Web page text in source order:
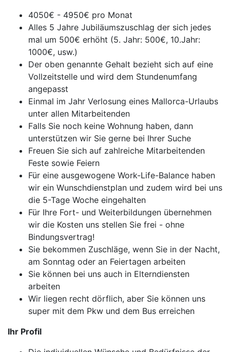
4050€ - 4950€ pro Monat
Alles 5 Jahre Jubiläumszuschlag der sich jedes
mal um 500€ erhöht (5. Jahr: 500€, 10.Jahr:
1000€, usw.)
Der oben genannte Gehalt bezieht sich auf eine
Vollzeitstelle und wird dem Stundenumfang
angepasst
Einmal im Jahr Verlosung eines Mallorca-Urlaubs
unter allen Mitarbeitenden
Falls Sie noch keine Wohnung haben, dann
unterstützen wir Sie gerne bei Ihrer Suche
Freuen Sie sich auf zahlreiche Mitarbeitenden
Feste sowie Feiern
Für eine ausgewogene Work-Life-Balance haben
wir ein Wunschdienstplan und zudem wird bei uns
die 5-Tage Woche eingehalten
Für Ihre Fort- und Weiterbildungen übernehmen
wir die Kosten uns stellen Sie frei - ohne
Bindungsvertrag!
Sie bekommen Zuschläge, wenn Sie in der Nacht,
am Sonntag oder an Feiertagen arbeiten
Sie können bei uns auch in Elterndiensten
arbeiten
Wir liegen recht dörflich, aber Sie können uns
super mit dem Pkw und dem Bus erreichen
Ihr Profil